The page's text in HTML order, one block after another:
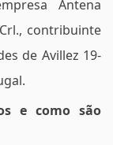
Antena
contribuinte
de Avillez 19-
e como são